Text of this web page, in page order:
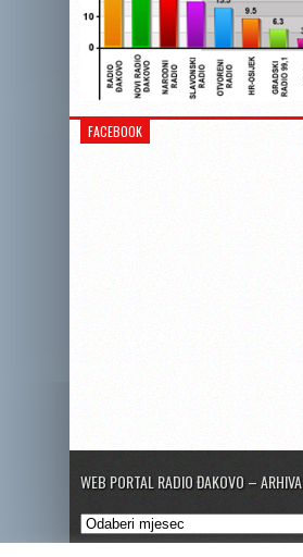
FACEBOOK
WEB PORTAL RADIO ĐAKOVO – ARHIVA
Web
portal